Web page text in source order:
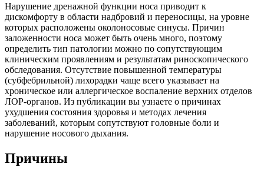
Нарушение дренажной функции носа приводит к
дискомфорту в области надбровий и переносицы, на уровне
которых расположены околоносовые синусы. Причин
заложенности носа может быть очень много, поэтому
определить тип патологии можно по сопутствующим
клиническим проявлениям и результатам риноскопического
обследования. Отсутствие повышенной температуры
(субфебрильной) лихорадки чаще всего указывает на
хроническое или аллергическое воспаление верхних отделов
ЛОР-органов. Из публикации вы узнаете о причинах
ухудшения состояния здоровья и методах лечения
заболеваний, которым сопутствуют головные боли и
нарушение носового дыхания.
Причины